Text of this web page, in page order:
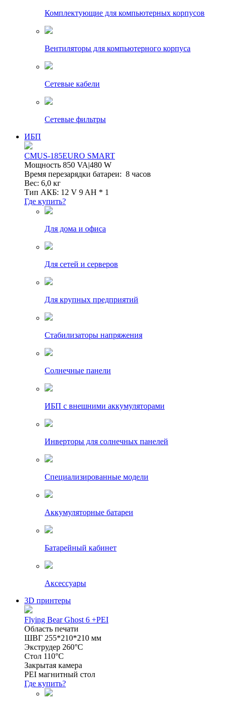
Комплектующие для компьютерных корпусов
Вентиляторы для компьютерного корпуса
Сетевые кабели
Сетевые фильтры
ИБП
CMUS-185EURO SMART
Мощность 850 VA|480 W
Время перезарядки батареи: 8 часов
Вес: 6,0 кг
Тип АКБ: 12 V 9 AH * 1
Где купить?
Для дома и офиса
Для сетей и серверов
Для крупных предприятий
Стабилизаторы напряжения
Солнечные панели
ИБП с внешними аккумуляторами
Инверторы для солнечных панелей
Специализированные модели
Аккумуляторные батареи
Батарейный кабинет
Аксессуары
3D принтеры
Flying Bear Ghost 6 +PEI
Область печати
ШВГ 255*210*210 мм
Экструдер 260°C
Стол 110°C
Закрытая камера
PEI магнитный стол
Где купить?